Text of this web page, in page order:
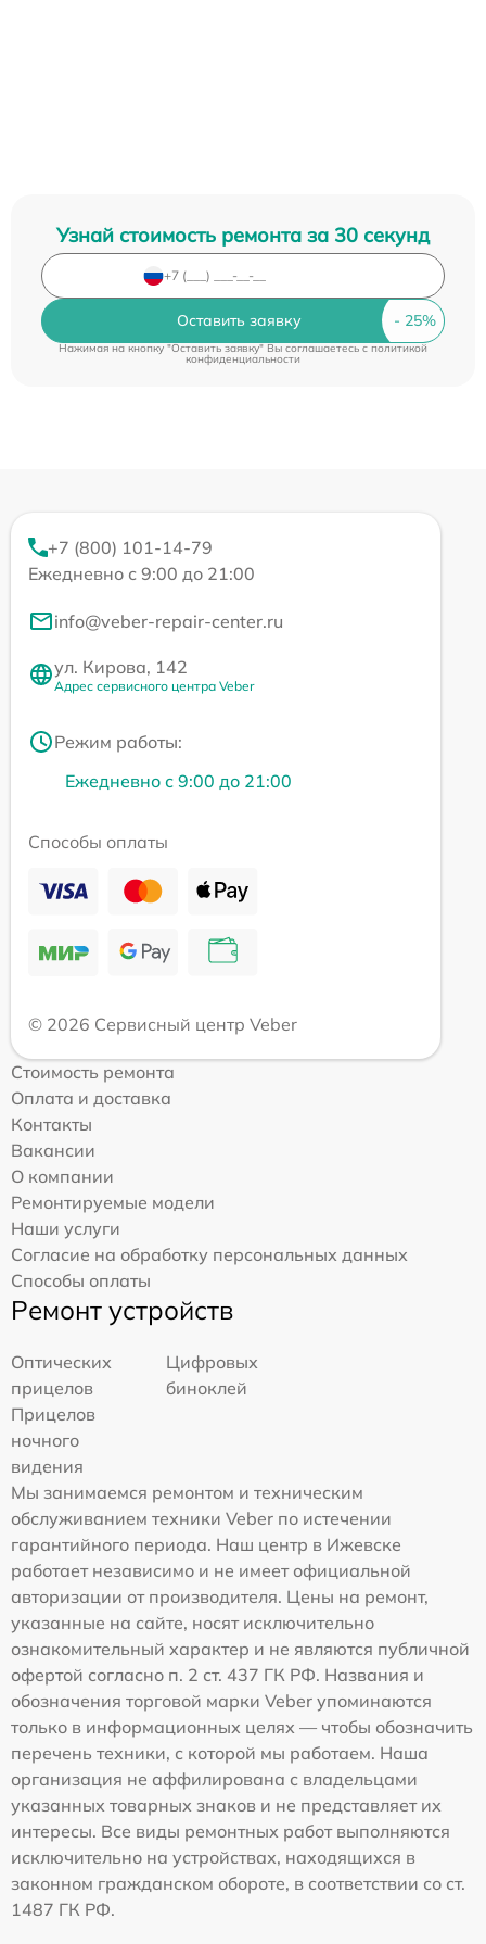
Узнай стоимость ремонта за 30 секунд
Оставить заявку
Нажимая на кнопку "Оставить заявку" Вы соглашаетесь cполитикой
конфиденциальности
+7 (800) 101-14-79
Ежедневно с 9:00 до 21:00
info@veber-repair-center.ru
ул. Кирова, 142
Адрес сервисного центра Veber
Режим работы:
Ежедневно с 9:00 до 21:00
Способы оплаты
© 2026 Сервисный центр Veber
Стоимость ремонта
Оплата и доставка
Контакты
Вакансии
О компании
Ремонтируемые модели
Наши услуги
Согласие на обработку персональных данных
Способы оплаты
Ремонт устройств
Оптических
прицелов
Цифровых
биноклей
Прицелов
ночного
видения
Мы занимаемся ремонтом и техническим
обслуживанием техники Veber по истечении
гарантийного периода. Наш центр в Ижевске
работает независимо и не имеет официальной
авторизации от производителя. Цены на ремонт,
указанные на сайте, носят исключительно
ознакомительный характер и не являются публичной
офертой согласно п. 2 ст. 437 ГК РФ. Названия и
обозначения торговой марки Veber упоминаются
только в информационных целях — чтобы обозначить
перечень техники, с которой мы работаем. Наша
организация не аффилирована с владельцами
указанных товарных знаков и не представляет их
интересы. Все виды ремонтных работ выполняются
исключительно на устройствах, находящихся в
законном гражданском обороте, в соответствии со ст.
1487 ГК РФ.